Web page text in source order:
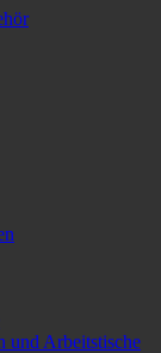
und Arbeitstische